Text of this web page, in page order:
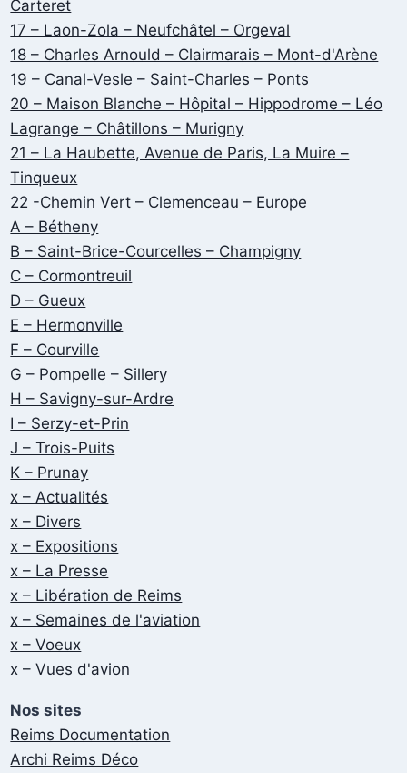
Carteret
17 – Laon-Zola – Neufchâtel – Orgeval
18 – Charles Arnould – Clairmarais – Mont-d'Arène
19 – Canal-Vesle – Saint-Charles – Ponts
20 – Maison Blanche – Hôpital – Hippodrome – Léo
Lagrange – Châtillons – Murigny
21 – La Haubette, Avenue de Paris, La Muire –
Tinqueux
22 -Chemin Vert – Clemenceau – Europe
A – Bétheny
B – Saint-Brice-Courcelles – Champigny
C – Cormontreuil
D – Gueux
E – Hermonville
F – Courville
G – Pompelle – Sillery
H – Savigny-sur-Ardre
I – Serzy-et-Prin
J – Trois-Puits
K – Prunay
x – Actualités
x – Divers
x – Expositions
x – La Presse
x – Libération de Reims
x – Semaines de l'aviation
x – Voeux
x – Vues d'avion
Nos sites
Reims Documentation
Archi Reims Déco